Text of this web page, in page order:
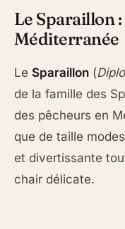
Le Sparaillon
Méditerranée
Le Sparaillon (
de la famille des
des pêcheurs en
que de taille
et divertissante
chair délicate.